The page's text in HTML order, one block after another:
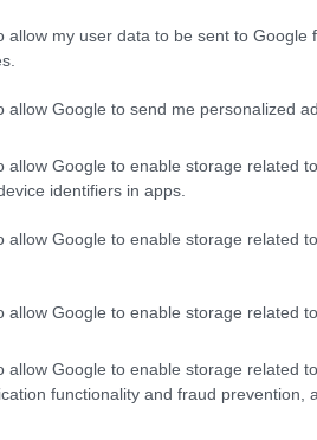
allow my user data to be sent to Google
allow Google to send me personalized
allow Google to enable storage related
identifiers in apps.
allow Google to enable storage related
allow Google to enable storage related
allow Google to enable storage related
functionality and fraud prevention,
Κανονικός Αύγουστος με